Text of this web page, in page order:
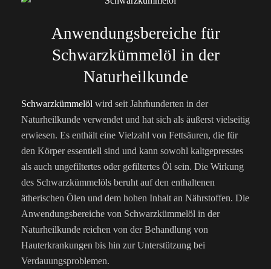
Anwendungsbereiche für
Schwarzkümmelöl in der
Naturheilkunde
Schwarzkümmelöl wird seit Jahrhunderten in der
Naturheilkunde verwendet und hat sich als äußerst vielseitig
erwiesen. Es enthält eine Vielzahl von Fettsäuren, die für
den Körper essentiell sind und kann sowohl kaltgepresstes
als auch ungefiltertes oder gefiltertes Öl sein. Die Wirkung
des Schwarzkümmelöls beruht auf den enthaltenen
ätherischen Ölen und dem hohen Inhalt an Nährstoffen. Die
Anwendungsbereiche von Schwarzkümmelöl in der
Naturheilkunde reichen von der Behandlung von
Hauterkrankungen bis hin zur Unterstützung bei
Verdauungsproblemen.